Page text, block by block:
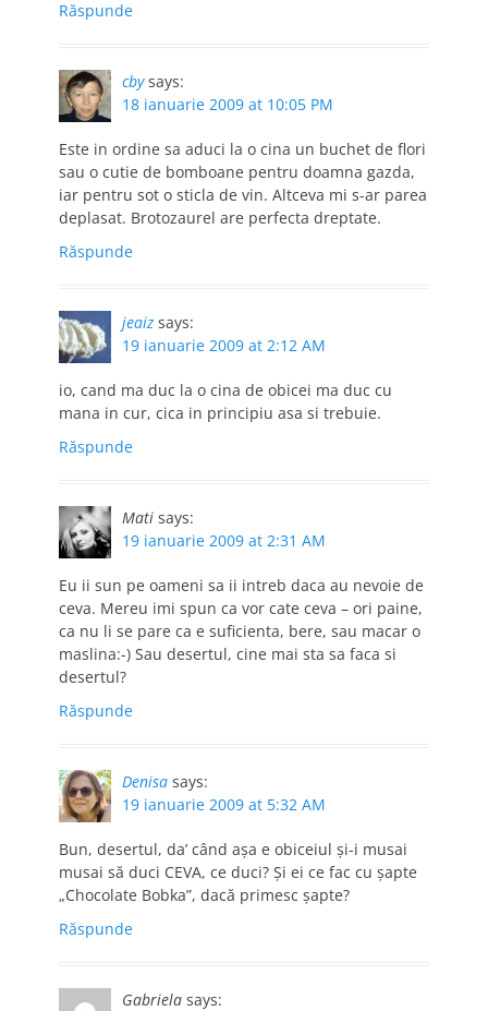
Răspunde
cby says:
18 ianuarie 2009 at 10:05 PM
Este in ordine sa aduci la o cina un buchet de flori
sau o cutie de bomboane pentru doamna gazda,
iar pentru sot o sticla de vin. Altceva mi s-ar parea
deplasat. Brotozaurel are perfecta dreptate.
Răspunde
jeaiz says:
19 ianuarie 2009 at 2:12 AM
io, cand ma duc la o cina de obicei ma duc cu
mana in cur, cica in principiu asa si trebuie.
Răspunde
Mati says:
19 ianuarie 2009 at 2:31 AM
Eu ii sun pe oameni sa ii intreb daca au nevoie de
ceva. Mereu imi spun ca vor cate ceva – ori paine,
ca nu li se pare ca e suficienta, bere, sau macar o
maslina:-) Sau desertul, cine mai sta sa faca si
desertul?
Răspunde
Denisa says:
19 ianuarie 2009 at 5:32 AM
Bun, desertul, da’ când aşa e obiceiul şi-i musai
musai să duci CEVA, ce duci? Şi ei ce fac cu şapte
„Chocolate Bobka”, dacă primesc şapte?
Răspunde
Gabriela says: